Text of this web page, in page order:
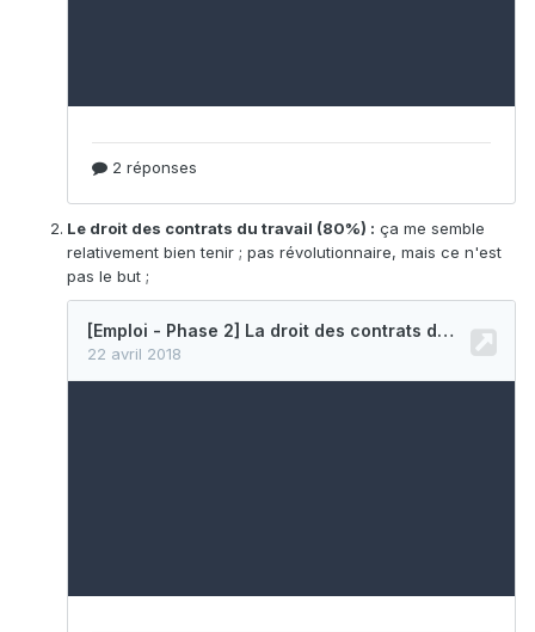
Le droit des contrats du travail (80%) : ça me semble
relativement bien tenir ; pas révolutionnaire, mais ce n'est
pas le but ;